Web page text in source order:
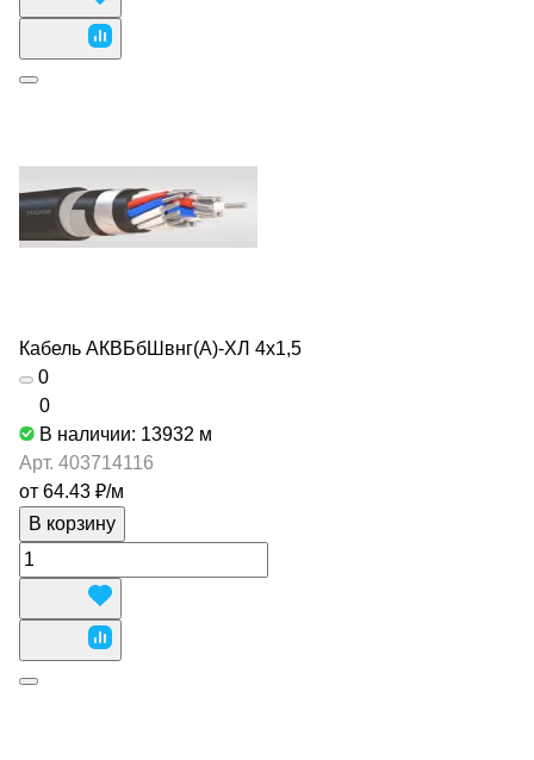
Кабель АКВБбШвнг(А)-ХЛ 4х1,5
0
0
В наличии: 13932 м
Арт. 403714116
от 64.43 ₽/м
В корзину